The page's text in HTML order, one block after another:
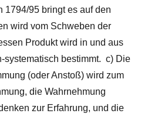
1794/95 bringt es auf den
wird vom Schweben der
Produkt wird in und aus
systematisch bestimmt. c) Die
(oder Anstoß) wird zum
die Wahrnehmung
zur Erfahrung, und die